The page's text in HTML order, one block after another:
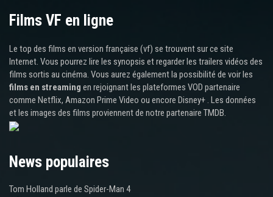
Films VF en ligne
Le top des films en version française (vf) se trouvent sur ce site
Internet. Vous pourrez lire les synopsis et regarder les trailers vidéos des
films sortis au cinéma. Vous aurez également la possibilité de voir les
films en streaming en rejoignant les plateformes VOD partenaire
comme Netflix, Amazon Prime Video ou encore Disney+ . Les données
et les images des films proviennent de notre partenaire TMDB.
News populaires
Tom Holland parle de Spider-Man 4